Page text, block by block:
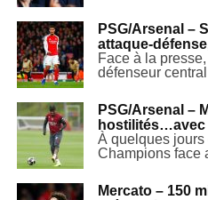
PSG/Arsenal –
attaque-
Face à la
défenseur
PSG/Arsenal –
hostilités…avec
À quelques
Champions face
Mercato – 150